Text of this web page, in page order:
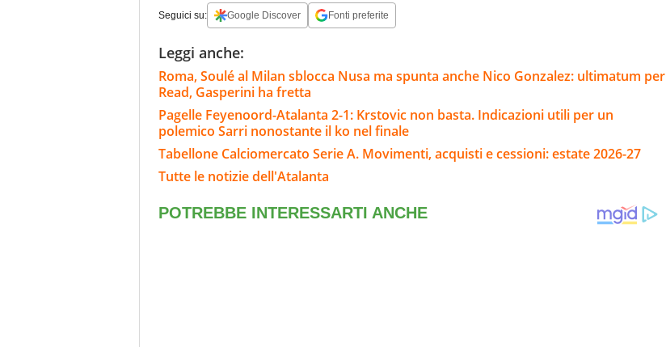
Seguici su: Google Discover Fonti preferite
Leggi anche:
Roma, Soulé al Milan sblocca Nusa ma spunta anche Nico Gonzalez: ultimatum per
Read, Gasperini ha fretta
Pagelle Feyenoord-Atalanta 2-1: Krstovic non basta. Indicazioni utili per un
polemico Sarri nonostante il ko nel finale
Tabellone Calciomercato Serie A. Movimenti, acquisti e cessioni: estate 2026-27
Tutte le notizie dell'Atalanta